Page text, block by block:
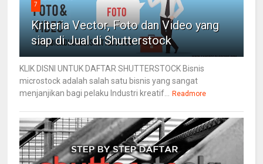
7
Kriteria Vector, Foto dan Video yang
siap di Jual di Shutterstock
KLIK DISNI UNTUK DAFTAR SHUTTERSTOCK Bisnis
microstock adalah salah satu bisnis yang sangat
menjanjikan bagi pelaku Industri kreatif...
Readmore